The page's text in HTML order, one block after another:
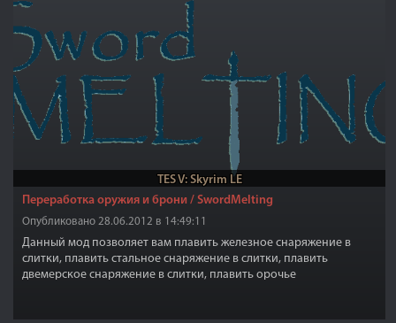
TES V: Skyrim LE
Переработка оружия и брони / SwordMelting
Опубликовано 28.06.2012 в 14:49:11
Данный мод позволяет вам плавить железное снаряжение в
слитки, плавить стальное снаряжение в слитки, плавить
двемерское снаряжение в слитки, плавить орочье